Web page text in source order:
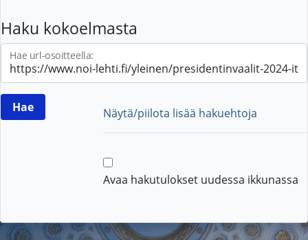
Haku kokoelmasta
Hae url-osoitteella:
Näytä/piilota lisää hakuehtoja
Avaa hakutulokset uudessa ikkunassa